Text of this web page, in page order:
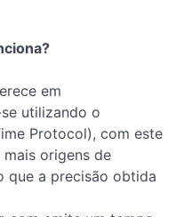
em
utilizando o
Protocol), com este
origens de
que a precisão obtida